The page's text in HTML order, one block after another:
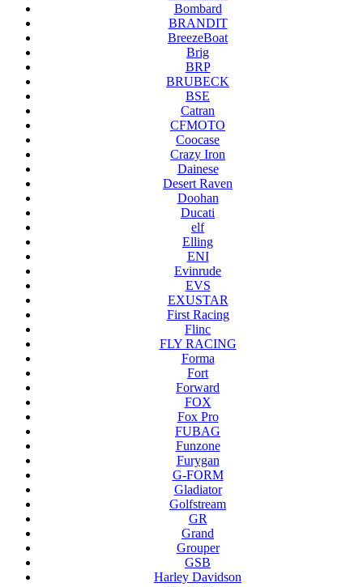
Bombard
BRANDIT
BreezeBoat
Brig
BRP
BRUBECK
BSE
Catran
CFMOTO
Coocase
Crazy Iron
Dainese
Desert Raven
Doohan
Ducati
elf
Elling
ENI
Evinrude
EVS
EXUSTAR
First Racing
Flinc
FLY RACING
Forma
Fort
Forward
FOX
Fox Pro
FUBAG
Funzone
Furygan
G-FORM
Gladiator
Golfstream
GR
Grand
Grouper
GSB
Harley Davidson